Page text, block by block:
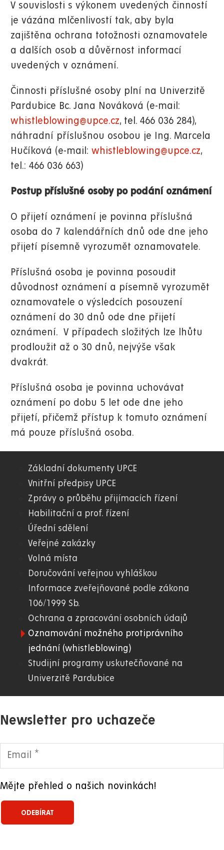
V souvislosti s výkonem uvedených činností
je vázána mlčenlivostí tak, aby byla
zajištěna ochrana totožnosti oznamovatele
a dalších osob a důvěrnost informací
uvedených v oznámení.
Činnosti příslušné osoby plní na Univerzitě
Pardubice Bc. Jana Nováková (e-mail:
whistleblowing@upce.cz, tel. 466 036 284),
náhradní příslušnou osobou je Ing. Marcela
Hučíková (e-mail: whistleblowing@upce.cz,
tel.: 466 036 663)
Postup příslušné osoby po podání oznámení
O přijetí oznámení je povinna příslušná
osoba do 7 kalendářních dnů ode dne jeho
přijetí písemně vyrozumět oznamovatele.
Příslušná osoba je povinna posoudit
důvodnost oznámení a písemně vyrozumět
oznamovatele o výsledcích posouzení
oznámení do 30 dnů ode dne přijetí
oznámení. V případech složitých lze lhůtu
prodloužit až o 30 dnů, nejvýše však
dvakrát.
Příslušná osoba je povinna uchovávat
oznámení po dobu 5 let ode dne jeho
přijetí, přičemž přístup k tomuto oznámení
má pouze příslušná osoba.
01.
WWW
Základní dokumenty UPCE
Vnitřní předpisy UPCE
Zprávy o průběhu přijímacích řízení
Habilitační a prof. řízení
Úřední sdělení
Veřejné zakázky
Volná místa
Doručování veřejnou vyhláškou
Informace zveřejňované podle zákona
106/1999 Sb.
Ochrana a zpracování osobních údajů
Oznamování možného protiprávního
jednání (whistleblowing)
Studijní programy uskutečňované na
Univerzitě Pardubice
Newsletter pro uchazeče
Mějte přehled o našich novinkách!